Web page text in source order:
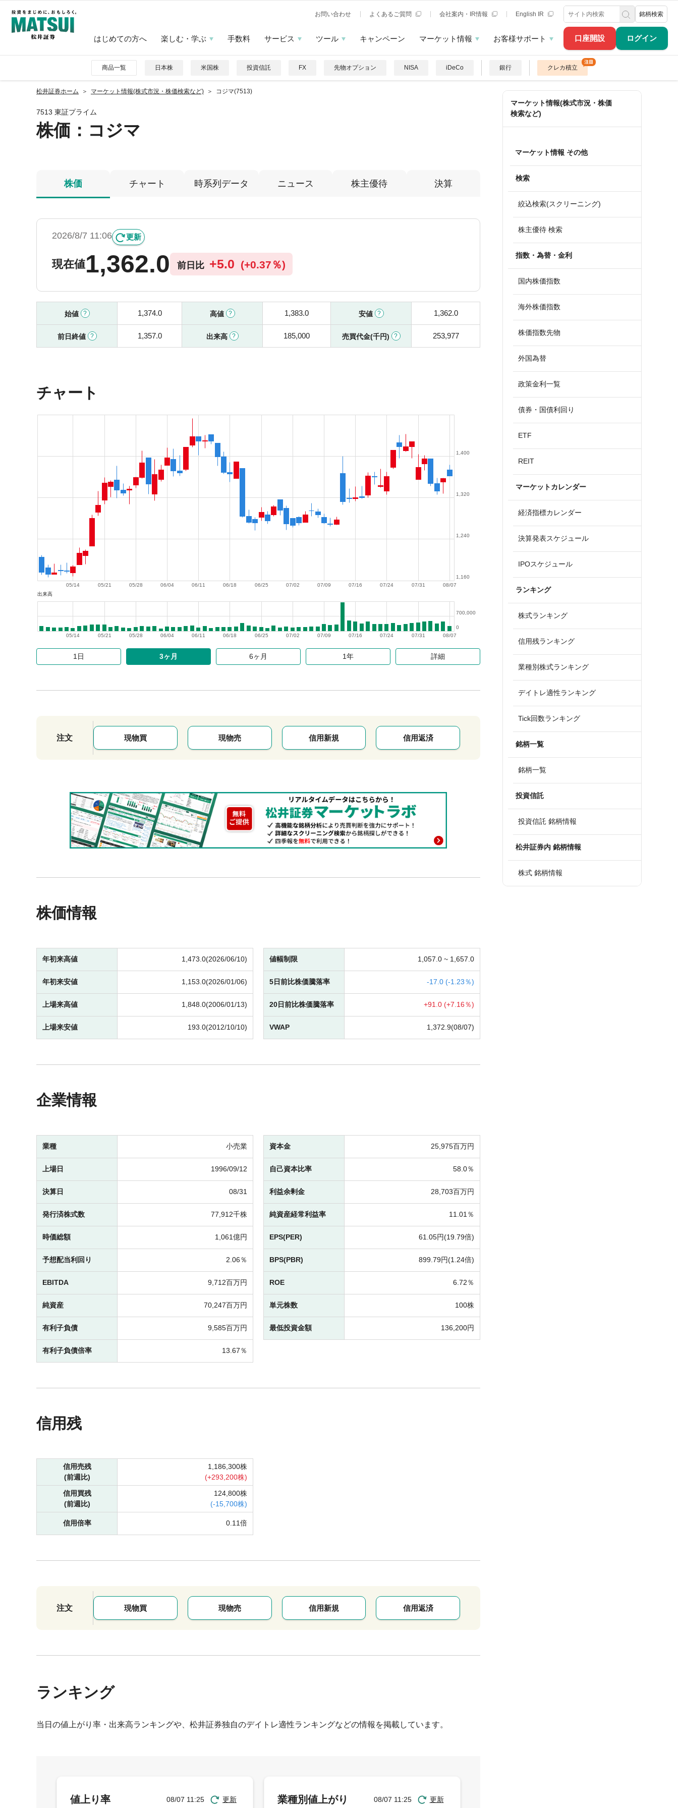
口座開設 ログイン
お問い合わせ よくあるご質問 会社案内・IR情報 English IR 銘柄検索
はじめての方へ 楽しむ・学ぶ 手数料 サービス ツール キャンペーン マーケット情報 お客様サポート
商品一覧 日本株 米国株 投資信託 FX 先物オプション NISA iDeCo 銀行 クレカ積立
松井証券ホーム マーケット情報(株式市況・株価検索など) コジマ(7513)
7513 東証プライム
株価 ：コジマ
株価 チャート 時系列データ ニュース 株主優待 決算
2026/8/7 11:06 更新
現在値1,362.0 前日比 +5.0 (+0.37％)
始値 1,374.0 高値 1,383.0 安値 1,362.0
前日終値 1,357.0 出来高 185,000 売買代金(千円) 253,977
チャート
08/07
07/31
07/24
07/16
07/09
07/02
06/25
06/18
06/11
06/04
05/28
05/21
05/14
1,160
1,240
1,320
1,400
出来高
08/07
07/31
07/24
07/16
07/09
07/02
06/25
06/18
06/11
06/04
05/28
05/21
05/14
0
700,000
1日 3ヶ月 6ヶ月 1年 詳細
注文 現物買 現物売 信用新規 信用返済
株価情報
年初来高値 1,473.0(2026/06/10)
年初来安値 1,153.0(2026/01/06)
上場来高値 1,848.0(2006/01/13)
上場来安値 193.0(2012/10/10)
値幅制限 1,057.0 ~ 1,657.0
5日前比株価騰落率 -17.0 (-1.23％)
20日前比株価騰落率 +91.0 (+7.16％)
VWAP 1,372.9(08/07)
企業情報
業種 小売業
上場日 1996/09/12
決算日 08/31
発行済株式数 77,912千株
時価総額 1,061億円
予想配当利回り 2.06％
EBITDA 9,712百万円
純資産 70,247百万円
有利子負債 9,585百万円
有利子負債倍率 13.67％
資本金 25,975百万円
自己資本比率 58.0％
利益余剰金 28,703百万円
純資産経常利益率 11.01％
EPS(PER) 61.05円(19.79倍)
BPS(PBR) 899.79円(1.24倍)
ROE 6.72％
単元株数 100株
最低投資金額 136,200円
信用残
信用売残
(前週比)
1,186,300株
(+293,200株)
信用買残
(前週比)
124,800株
(-15,700株)
信用倍率 0.11倍
注文 現物買 現物売 信用新規 信用返済
ランキング
当日の値上がり率・出来高ランキングや、松井証券独自のデイトレ適性ランキングなどの情報を掲載しています。
マーケット情報(株式市況・株価
検索など)
マーケット情報 その他
検索
絞込検索(スクリーニング)
株主優待 検索
指数・為替・金利
国内株価指数
海外株価指数
株価指数先物
外国為替
政策金利一覧
債券・国債利回り
ETF
REIT
マーケットカレンダー
経済指標カレンダー
決算発表スケジュール
IPOスケジュール
ランキング
株式ランキング
信用残ランキング
業種別株式ランキング
デイトレ適性ランキング
Tick回数ランキング
銘柄一覧
銘柄一覧
投資信託
投資信託 銘柄情報
松井証券内 銘柄情報
株式 銘柄情報